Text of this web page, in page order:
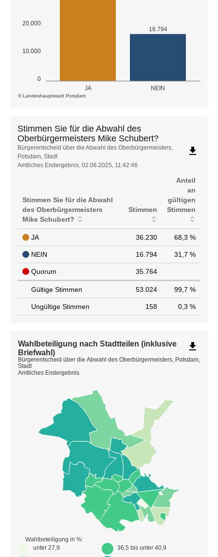
0
10.000
20.000
JA NEIN
16.794
© Landeshauptstadt Potsdam
Stimmen Sie für die Abwahl des
Oberbürgermeisters Mike Schubert?
Stimmen
Sie
für
des
Oberbürgermeisters
Mike
Bürgerentscheid über die Abwahl des Oberbürgermeisters,
Potsdam, Stadt
Amtliches Endergebnis, 02.06.2025, 11:42:46
file_download
Stimmen Sie für die Abwahl
des Oberbürgermeisters
Mike Schubert?
Stimmen
Anteil
an
gültigen
Stimmen
JA 36.230 68,3 %
NEIN 16.794 31,7 %
Quorum 35.764
Gültige Stimmen 53.024 99,7 %
Ungültige Stimmen 158 0,3 %
Wahlbeteiligung nach Stadtteilen (inklusive
Briefwahl)
Bürgerentscheid über die Abwahl des Oberbürgermeisters, Potsdam,
Stadt
Amtliches Endergebnis
Wahlbeteiligung in %:
unter 27,9
36,5 bis unter 40,9
file_download